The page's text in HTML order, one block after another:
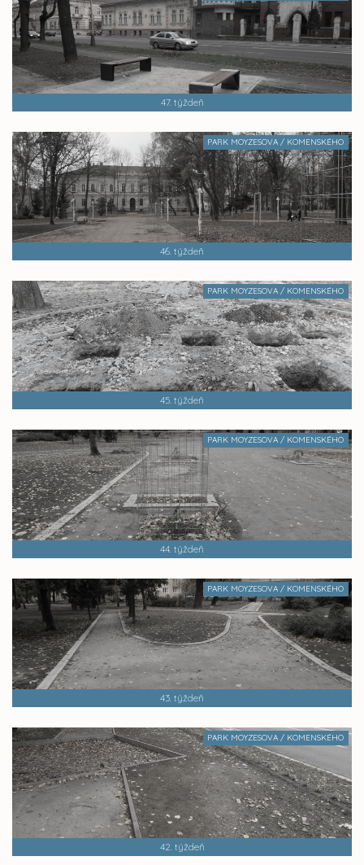
47. týždeň
PARK MOYZESOVA / KOMENSKÉHO
46. týždeň
PARK MOYZESOVA / KOMENSKÉHO
45. týždeň
PARK MOYZESOVA / KOMENSKÉHO
44. týždeň
PARK MOYZESOVA / KOMENSKÉHO
43. týždeň
PARK MOYZESOVA / KOMENSKÉHO
42. týždeň